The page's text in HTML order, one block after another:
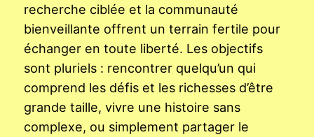
recherche ciblée et la communauté
bienveillante offrent un terrain fertile pour
échanger en toute liberté. Les objectifs
sont pluriels : rencontrer quelqu’un qui
comprend les défis et les richesses d’être
grande taille, vivre une histoire sans
complexe, ou simplement partager le